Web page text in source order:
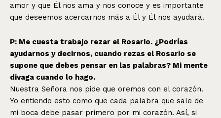
amor y que Él nos ama y nos conoce y es importante
que deseemos acercarnos más a Él y Él nos ayudará.
P: Me cuesta trabajo rezar el Rosario. ¿Podrías
ayudarnos y decirnos, cuando rezas el Rosario se
supone que debes pensar en las palabras? Mi mente
divaga cuando lo hago.
Nuestra Señora nos pide que oremos con el corazón.
Yo entiendo esto como que cada palabra que sale de
mi boca debe pasar primero por mi corazón. Así, si